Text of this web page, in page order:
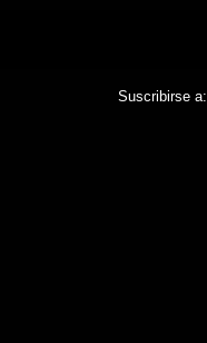
Suscribirse a: